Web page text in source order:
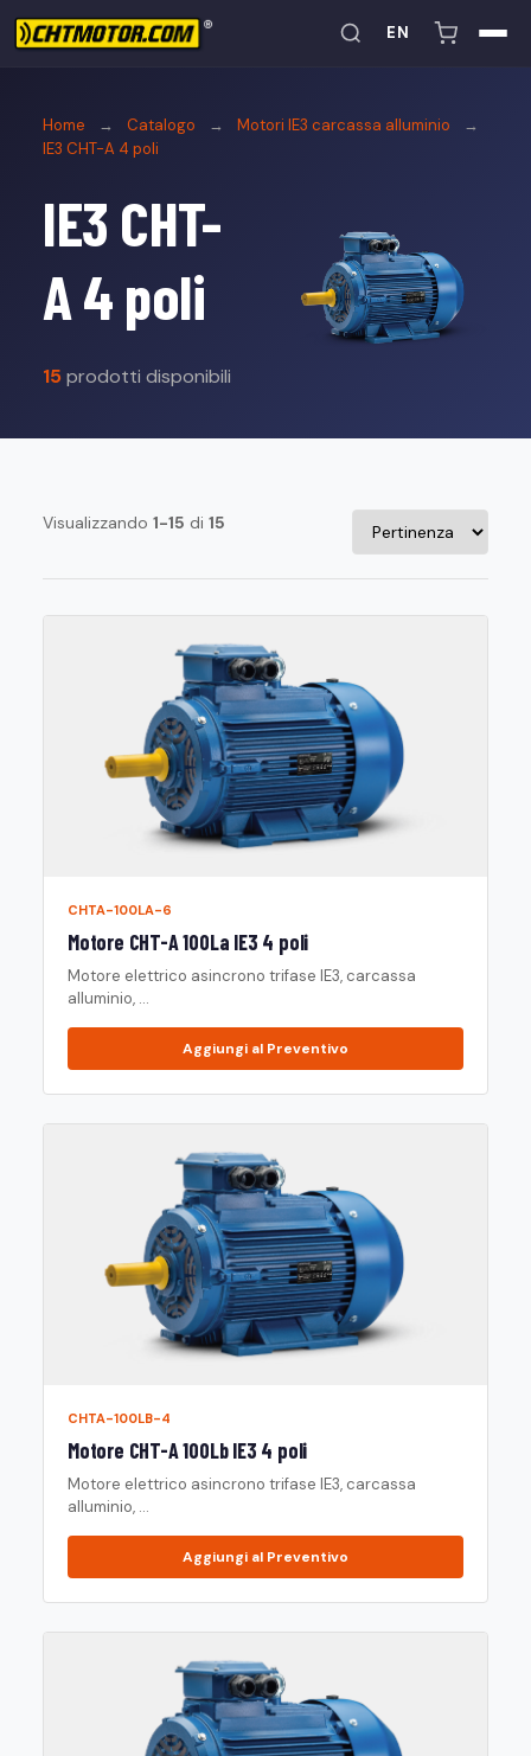
EN
Home → Catalogo → Motori IE3 carcassa alluminio
→
IE3 CHT-A 4 poli
IE3 CHT-
A 4 poli
15prodotti disponibili
Visualizzando 1-15 di 15
CHTA-100LA-6
Motore CHT-A 100La IE3 4 poli
Motore elettrico asincrono trifase IE3, carcassa
alluminio, ...
Aggiungi al Preventivo
CHTA-100LB-4
Motore CHT-A 100Lb IE3 4 poli
Motore elettrico asincrono trifase IE3, carcassa
alluminio, ...
Aggiungi al Preventivo